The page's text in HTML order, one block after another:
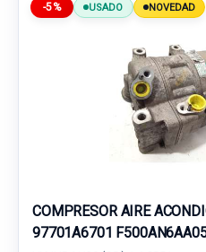
-5% USADO NOVEDAD
COMPRESOR AIRE
97701A6701